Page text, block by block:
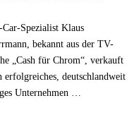
Car-Spezialist Klaus
bekannt aus der TV-
„Cash für Chrom“, verkauft
erfolgreiches, deutschlandweit
Unternehmen …